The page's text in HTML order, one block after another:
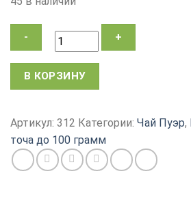
Количество
пуэр,
Пуэр
со
В КОРЗИНУ
Артикул: 312 Категории: Чай Пуэр,
точа до 100 грамм